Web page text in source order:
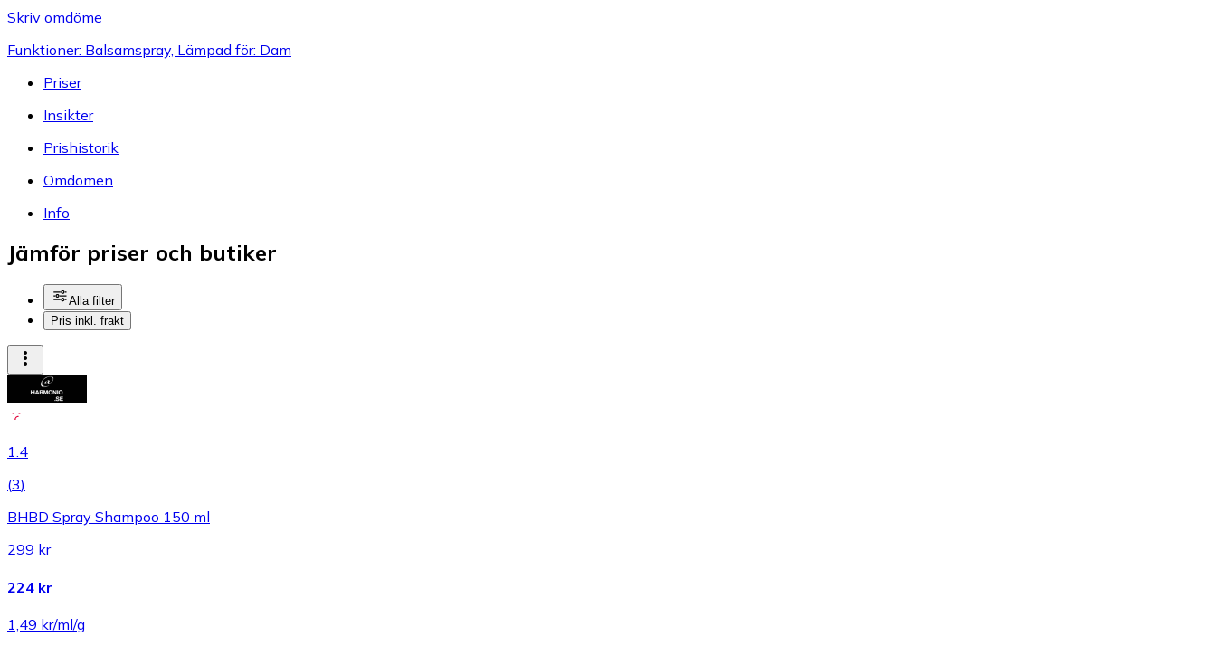
Skriv omdöme
Funktioner: Balsamspray, Lämpad för: Dam
Priser
Insikter
Prishistorik
Omdömen
Info
Jämför priser och butiker
Alla filter
Pris inkl. frakt
1.4
(3)
BHBD Spray Shampoo 150 ml
299 kr
224 kr
1,49 kr/ml/g